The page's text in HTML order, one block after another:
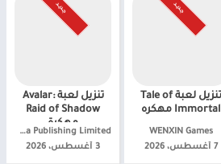
جـديـد
تنزيل لعبة Tale of
Immortal مهكره
WENXIN Games‏
7 أغسطس، 2026
جـديـد
تنزيل لعبة Avalar:
Raid of Shadow
مهكرة
Enigma Publishing Limited‏
3 أغسطس، 2026